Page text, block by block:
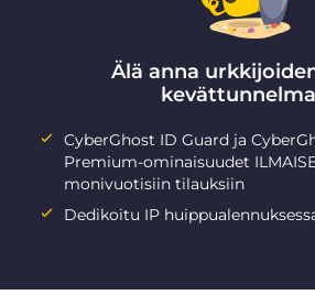
Älä anna
CyberGhost ID Guard ja
Premium-ominaisuudet
monivuotisiin tilauksiin
Dedikoitu IP